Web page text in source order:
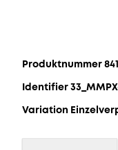
Produktnummer
Identifier
Variation